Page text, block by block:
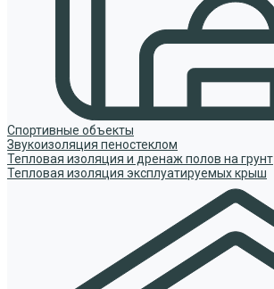
Спортивные объекты
Звукоизоляция пеностеклом
Тепловая изоляция и дренаж полов на грунт
Тепловая изоляция эксплуатируемых крыш